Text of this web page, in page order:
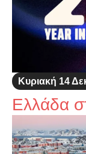
Κυριακή 14
Ελλάδα
πρώτες